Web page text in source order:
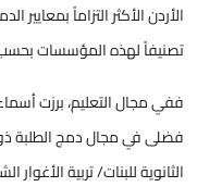
الأردن الأكثر التزاماً
تصنيفاً لهذه المؤسسات
ففي مجال التعليم، برزت
فضلى في مجال دمج الطلبة
الثانوية للبنات/ تربية الأغوار